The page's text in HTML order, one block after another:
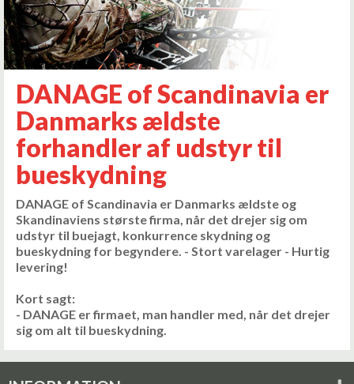
DANAGE of Scandinavia er
Danmarks ældste
forhandler af udstyr til
bueskydning
DANAGE of Scandinavia er Danmarks ældste og
Skandinaviens største firma, når det drejer sig om
udstyr til buejagt, konkurrence skydning og
bueskydning for begyndere. - Stort varelager - Hurtig
levering!
Kort sagt:
- DANAGE er firmaet, man handler med, når det drejer
sig om alt til bueskydning.